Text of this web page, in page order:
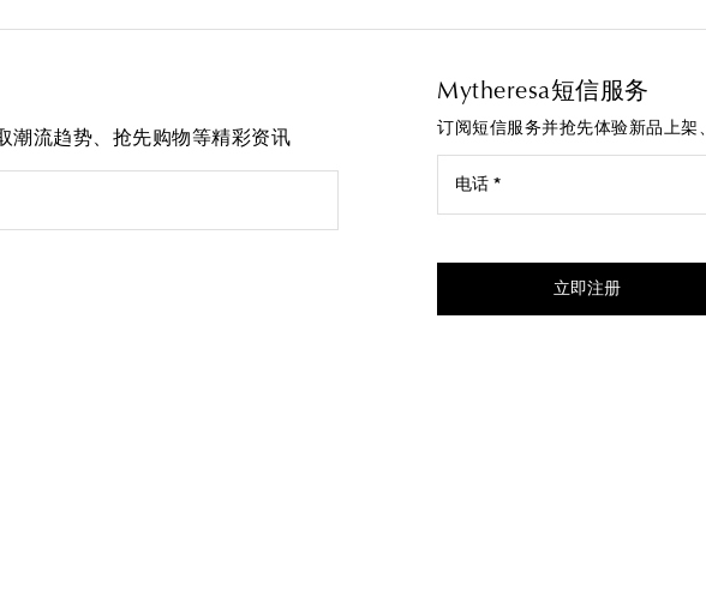
潮流趋势、抢先购物等精彩资讯
Mytheresa短信服务
订阅短信服务并抢先体验新品上架
电话 *
立即注册